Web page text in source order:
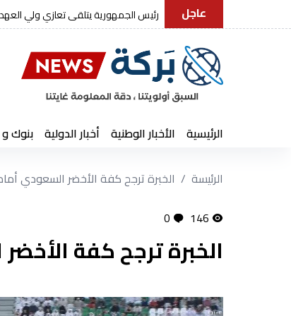
عاجل رئيس الجمهورية يتلقى تعازي ولي
الرئيسية الأخبار الوطنية أخبار الدولية بنوك
الرئيسة
الخبرة ترجح كفة الأخضر السعودي
146
0
الخبرة ترجح كفة